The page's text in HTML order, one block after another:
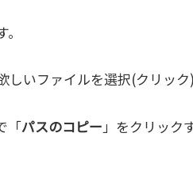
しいファイルを選択(クリック
「パスのコピー 」をクリック